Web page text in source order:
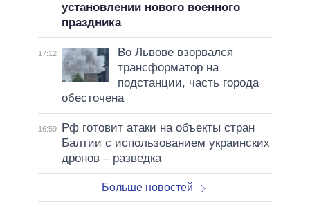
установлении нового военного
праздника
17:12
Во Львове взорвался
трансформатор на
подстанции, часть города
обесточена
16:59
Рф готовит атаки на объекты стран
Балтии с использованием украинских
дронов – разведка
Больше новостей